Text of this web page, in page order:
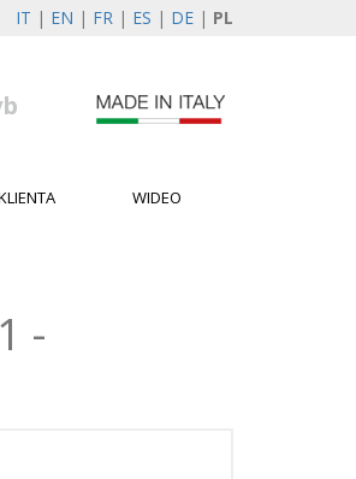
IT | EN | FR | ES | DE | PL
WIDEO
-